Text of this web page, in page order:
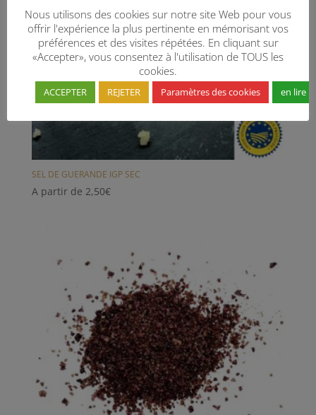
SEL DE GUERANDE IGP SEC
A partir de 2,50€
Nous utilisons des cookies sur notre site Web pour vous
offrir l'expérience la plus pertinente en mémorisant vos
préférences et des visites répétées. En cliquant sur
«Accepter», vous consentez à l'utilisation de TOUS les
cookies.
ACCEPTER REJETER Paramètres des cookies en lire